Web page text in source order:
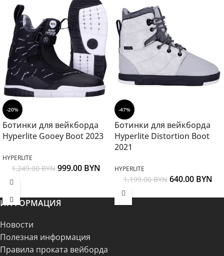
-20%
Ботинки для вейкборда
Hyperlite Gooey Boot 2023
HYPERLITE
1,249.00BYN 999.00 BYN
-47%
Ботинки для вейкборда
Hyperlite Distortion Boot
2021
HYPERLITE
1,199.00BYN 640.00 BYN
ИНФОРМАЦИЯ
Новости
Полезная информация
Правила проката вейборда